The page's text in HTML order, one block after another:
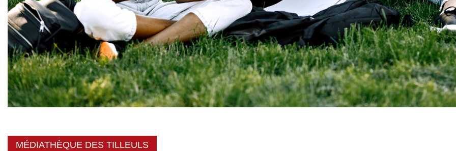
MÉDIATHÈQUE DES TILLEULS